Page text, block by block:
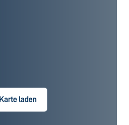
Karte laden